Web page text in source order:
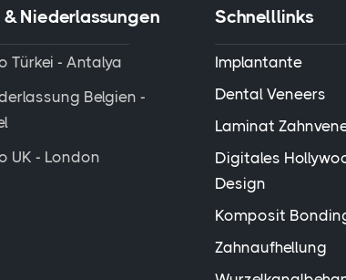
& Niederlassungen
Türkei - Antalya
Belgien -
UK - London
Schnelllinks
Implantante
Dental Veneers
Laminat
Digitales
Design
Komposit
Zahnaufhellung